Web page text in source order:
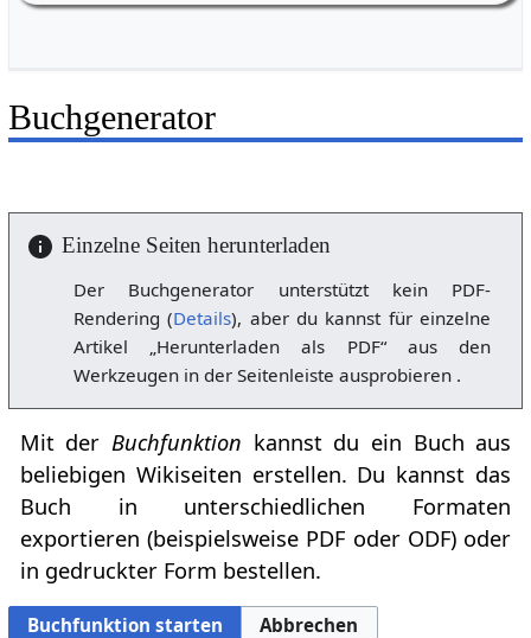
Buchgenerator
Einzelne Seiten herunterladen
Der Buchgenerator unterstützt kein PDF-
Rendering (Details), aber du kannst für einzelne
Artikel „Herunterladen als PDF“ aus den
Werkzeugen in der Seitenleiste ausprobieren .
Mit derBuchfunktion kannst du ein Buch aus
beliebigen Wikiseiten erstellen. Du kannst das
Buch in unterschiedlichen Formaten
exportieren (beispielsweise PDF oder ODF) oder
in gedruckter Form bestellen.
Buchfunktion starten Abbrechen